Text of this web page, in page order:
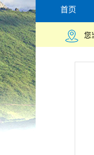
首页
您